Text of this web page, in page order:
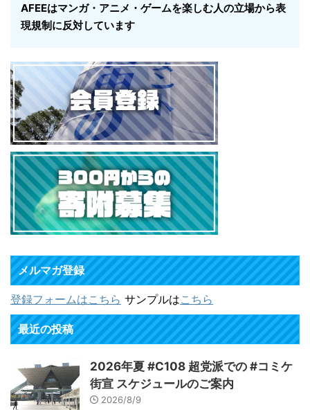
AFEEはマンガ・アニメ・ゲームを楽しむ人の立場から表
現規制に反対しています
メルマガ登録
登録フォームはこちら サンプルはこちら
最近の投稿
2026年夏 #C108 超党派での #コミケ
街宣 スケジュールのご案内
2026/8/9